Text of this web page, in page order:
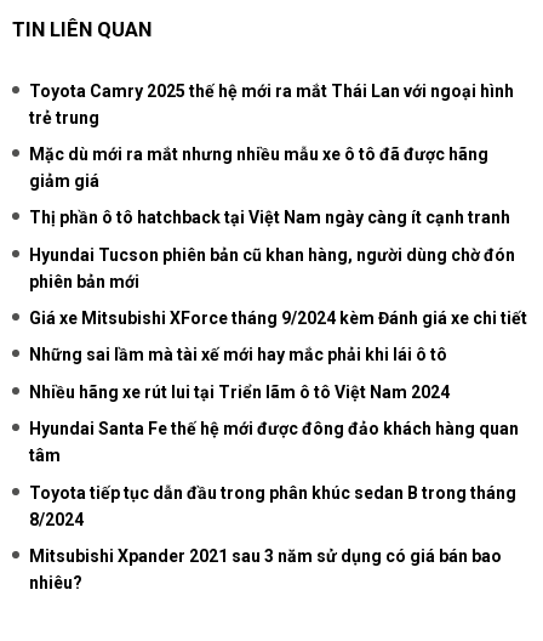
TIN LIÊN QUAN
Toyota Camry 2025 thế hệ mới ra mắt Thái Lan với ngoại hình
trẻ trung
Mặc dù mới ra mắt nhưng nhiều mẫu xe ô tô đã được hãng
giảm giá
Thị phần ô tô hatchback tại Việt Nam ngày càng ít cạnh tranh
Hyundai Tucson phiên bản cũ khan hàng, người dùng chờ đón
phiên bản mới
Giá xe Mitsubishi XForce tháng 9/2024 kèm Đánh giá xe chi tiết
Những sai lầm mà tài xế mới hay mắc phải khi lái ô tô
Nhiều hãng xe rút lui tại Triển lãm ô tô Việt Nam 2024
Hyundai Santa Fe thế hệ mới được đông đảo khách hàng quan
tâm
Toyota tiếp tục dẫn đầu trong phân khúc sedan B trong tháng
8/2024
Mitsubishi Xpander 2021 sau 3 năm sử dụng có giá bán bao
nhiêu?